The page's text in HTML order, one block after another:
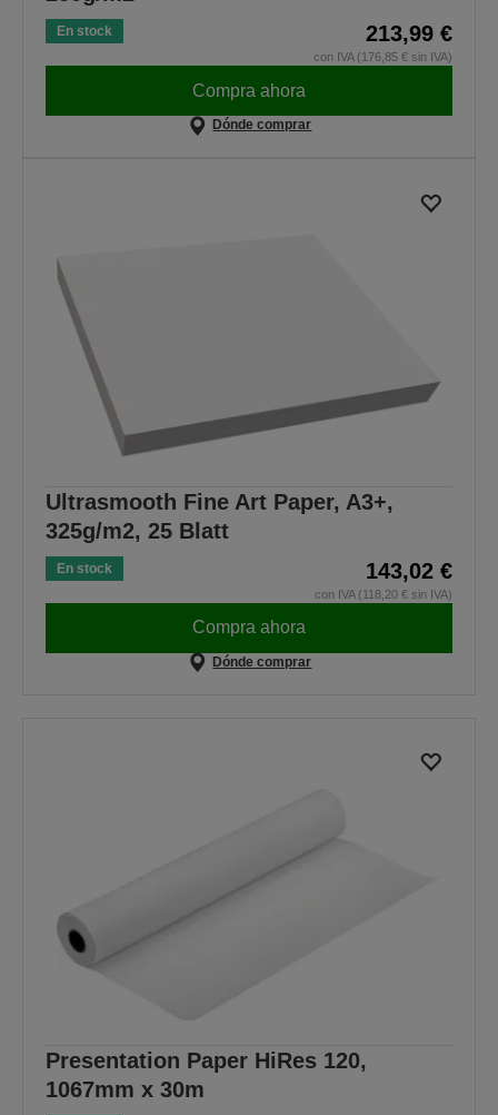
En stock 213,99 €
con IVA (176,85 € sin IVA)
Compra ahora
Dónde comprar
Ultrasmooth Fine Art Paper, A3+,
325g/m2, 25 Blatt
En stock 143,02 €
con IVA (118,20 € sin IVA)
Compra ahora
Dónde comprar
Presentation Paper HiRes 120,
1067mm x 30m